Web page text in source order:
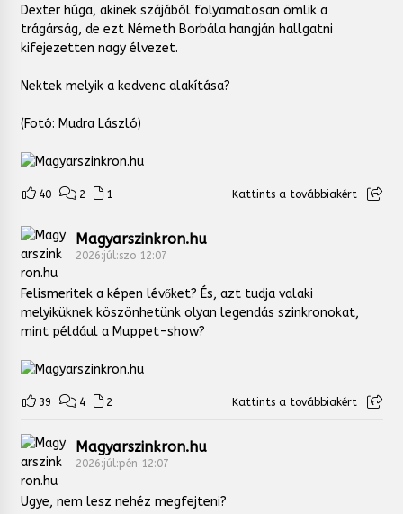
Dexter húga, akinek szájából folyamatosan ömlik a
trágárság, de ezt Németh Borbála hangján hallgatni
kifejezetten nagy élvezet.
Nektek melyik a kedvenc alakítása?
(Fotó: Mudra László)
40 2 1 Kattints a továbbiakért
Magyarszinkron.hu
2026:júl:szo 12:07
Felismeritek a képen lévőket? És, azt tudja valaki
melyiküknek köszönhetünk olyan legendás szinkronokat,
mint például a Muppet-show?
39 4 2 Kattints a továbbiakért
Magyarszinkron.hu
2026:júl:pén 12:07
Ugye, nem lesz nehéz megfejteni?